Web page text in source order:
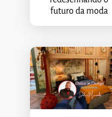
futuro da moda